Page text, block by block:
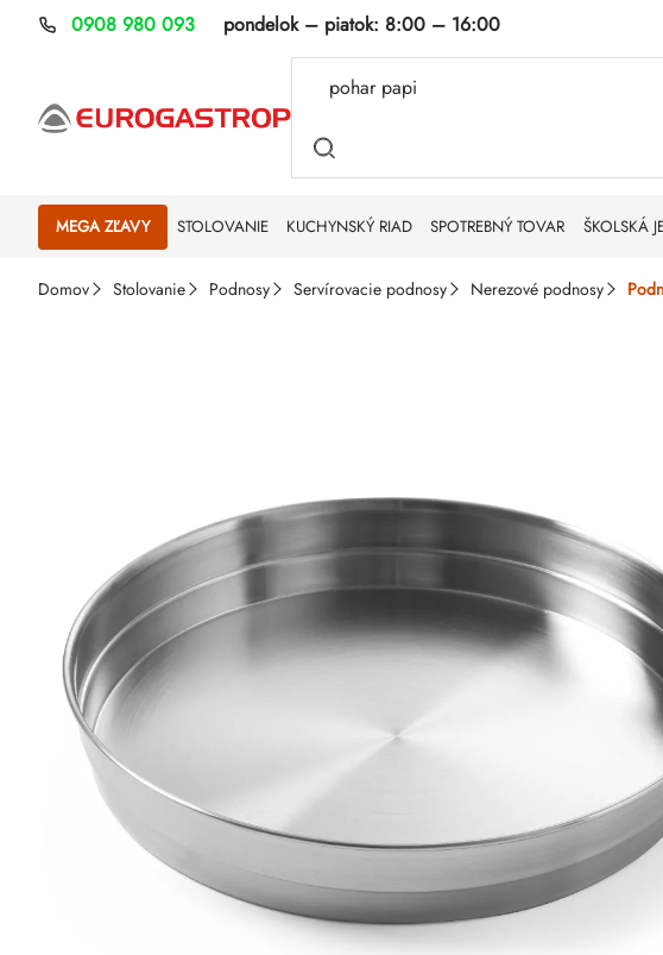
Prejsť
0908 980 093 pondelok – piatok: 8:00 – 16:00
MEGA ZĽAVY STOLOVANIE KUCHYNSKÝ RIAD SPOTREBNÝ TOVAR ŠKOLSKÁ
Domov Stolovanie Podnosy Servírovacie podnosy Nerezové podnosy